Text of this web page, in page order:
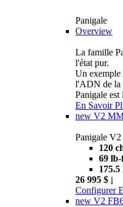
Panigale
Overview
La famille
l'état pur.
Un exemple
l'ADN de la
Panigale
En Savoir
new V2
Panigale
120
69
175.5
26 995 $ i
Configurer
new V2